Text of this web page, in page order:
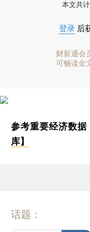
本文共
登录 后
财新通会
可畅读全
参考重要经济数据
库】
话题：